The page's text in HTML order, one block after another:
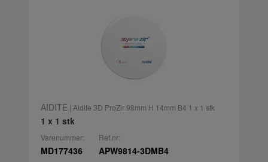
AIDITE | Aidite 3D ProZir 98mm H 14mm B4 1 x 1 stk
1 x 1 stk
Varenummer:
MD177436
Ref.nr:
APW9814-3DMB4